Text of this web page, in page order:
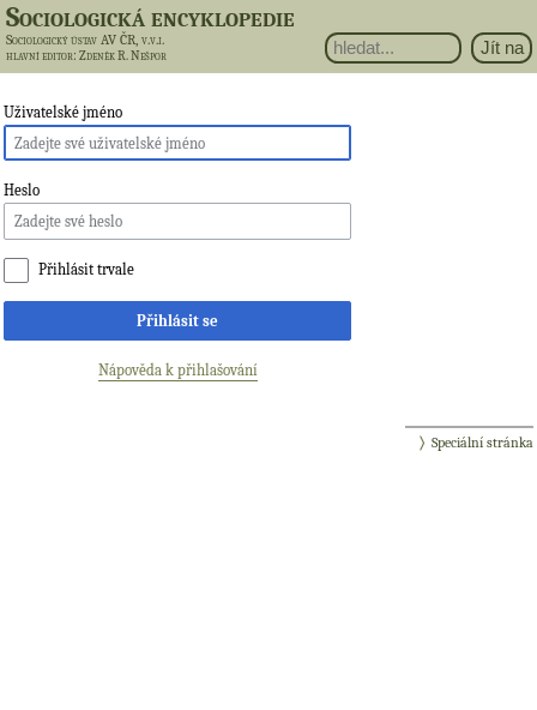
Sociologická encyklopedie
Sociologický ústav AV ČR, v.v.i.
hlavní editor: Zdeněk R. Nešpor
Uživatelské jméno
Heslo
Přihlásit trvale
Přihlásit se
Nápověda k přihlašování
Speciální stránka